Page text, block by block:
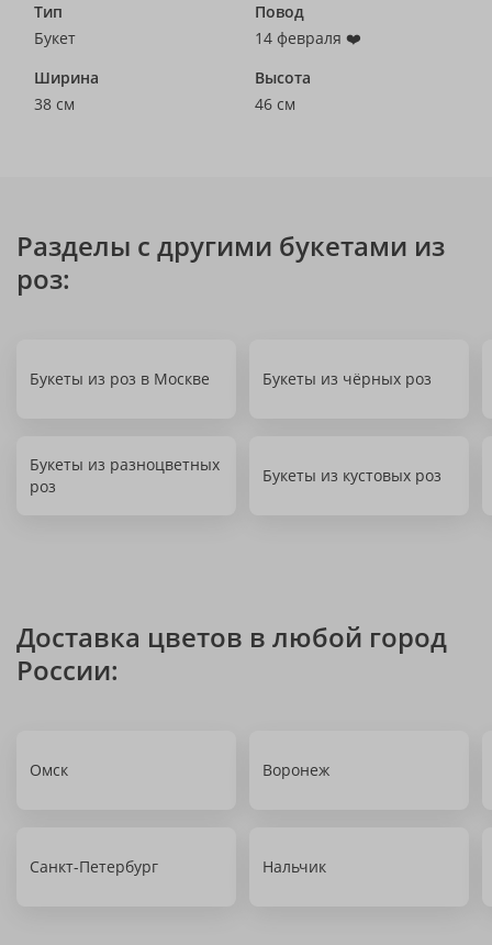
Тип
Букет
Повод
14 февраля ❤️
Ширина
38 см
Высота
46 см
Разделы с другими букетами из
роз:
Букеты из роз в Москве Букеты из чёрных роз
Букеты из разноцветных
роз
Букеты из кустовых роз
Доставка цветов в любой город
России:
Омск Воронеж
Санкт-Петербург Нальчик